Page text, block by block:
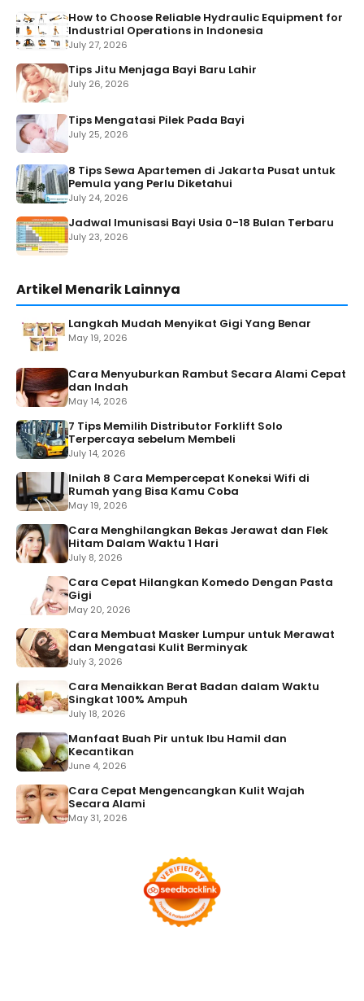
How to Choose Reliable Hydraulic Equipment for
Industrial Operations in Indonesia
July 27, 2026
Tips Jitu Menjaga Bayi Baru Lahir
July 26, 2026
Tips Mengatasi Pilek Pada Bayi
July 25, 2026
8 Tips Sewa Apartemen di Jakarta Pusat untuk
Pemula yang Perlu Diketahui
July 24, 2026
Jadwal Imunisasi Bayi Usia 0-18 Bulan Terbaru
July 23, 2026
Artikel Menarik Lainnya
Langkah Mudah Menyikat Gigi Yang Benar
May 19, 2026
Cara Menyuburkan Rambut Secara Alami Cepat
dan Indah
May 14, 2026
7 Tips Memilih Distributor Forklift Solo
Terpercaya sebelum Membeli
July 14, 2026
Inilah 8 Cara Mempercepat Koneksi Wifi di
Rumah yang Bisa Kamu Coba
May 19, 2026
Cara Menghilangkan Bekas Jerawat dan Flek
Hitam Dalam Waktu 1 Hari
July 8, 2026
Cara Cepat Hilangkan Komedo Dengan Pasta
Gigi
May 20, 2026
Cara Membuat Masker Lumpur untuk Merawat
dan Mengatasi Kulit Berminyak
July 3, 2026
Cara Menaikkan Berat Badan dalam Waktu
Singkat 100% Ampuh
July 18, 2026
Manfaat Buah Pir untuk Ibu Hamil dan
Kecantikan
June 4, 2026
Cara Cepat Mengencangkan Kulit Wajah
Secara Alami
May 31, 2026